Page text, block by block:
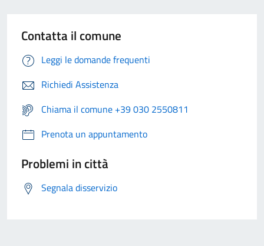
Contatta il comune
Leggi le domande frequenti
Richiedi Assistenza
Chiama il comune +39 030 2550811
Prenota un appuntamento
Problemi in città
Segnala disservizio